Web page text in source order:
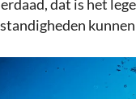
dat is het